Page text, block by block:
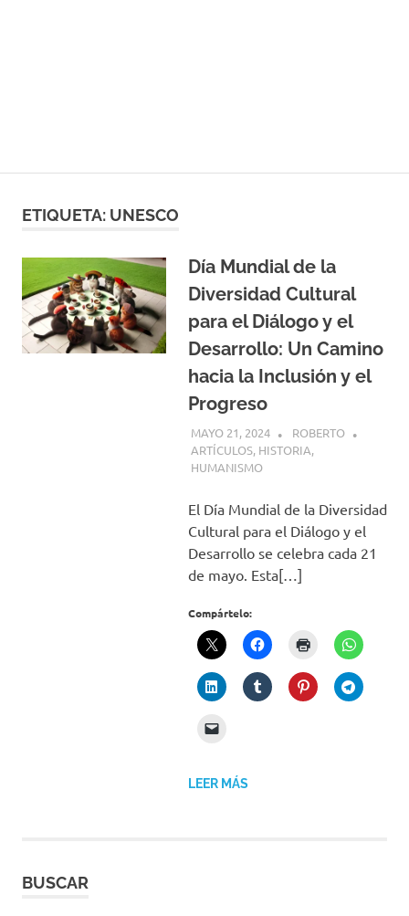
ETIQUETA: UNESCO
Día Mundial de la
Diversidad Cultural
para el Diálogo y el
Desarrollo: Un Camino
hacia la Inclusión y el
Progreso
MAYO 21, 2024
ROBERTO
ARTÍCULOS, HISTORIA,
HUMANISMO
El Día Mundial de la Diversidad
Cultural para el Diálogo y el
Desarrollo se celebra cada 21
de mayo. Esta[…]
Compártelo:
LEER MÁS
BUSCAR